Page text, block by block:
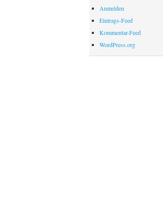
Anmelden
Eintrags-Feed
Kommentar-Feed
WordPress.org